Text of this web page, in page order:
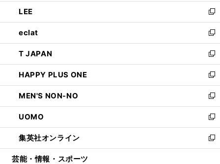
く
で
開
く
ン
ド
ウ
で
開
く
ウ
ィ
ン
ド
ウ
で
開
く
し
い
ウ
ィ
ン
ド
ウ
で
開
く
LEE
新
し
い
ウ
ィ
ン
ド
ウ
で
開
く
eclat
新
し
い
ウ
ィ
ン
ド
ウ
で
開
く
T JAPAN
新
し
い
ウ
ィ
ン
ド
ウ
で
開
HAPPY PLUS ONE
新
し
い
ウ
ィ
ン
ド
ウ
MEN'S NON-NO
新
し
い
ウ
ィ
ン
UOMO
新
し
い
ウ
集英社オンライン
新
し
芸能・情報・スポーツ